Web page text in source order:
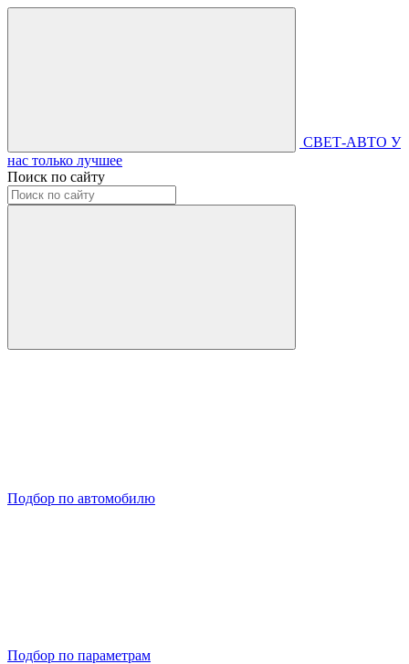
СВЕТ-АВТО У
нас только лучшее
Поиск по сайту
Подбор по автомобилю
Подбор по параметрам